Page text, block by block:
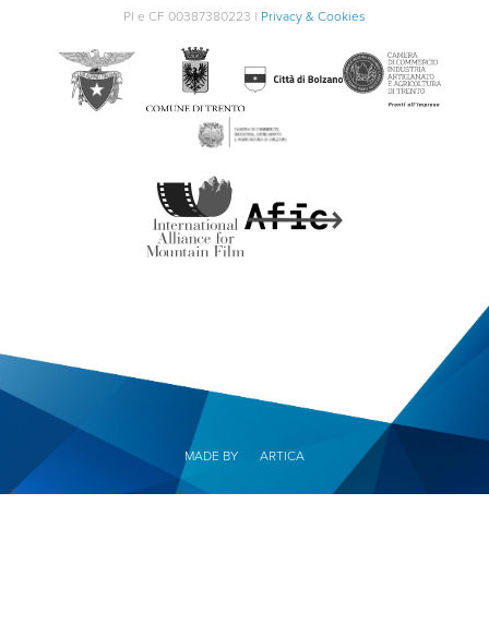
PI e CF 00387380223 | Privacy & Cookies
MADE BY ARTICA